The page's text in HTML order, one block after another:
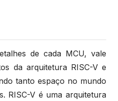
de cada MCU, vale
da arquitetura RISC-V e
tanto espaço no mundo
RISC-V é uma arquitetura